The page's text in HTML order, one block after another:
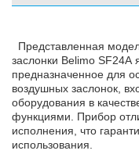
Представленная
заслонки Belimo SF24A
предназначенное для
воздушных заслонок,
оборудования в
функциями. Прибор
исполнения, что
использования.